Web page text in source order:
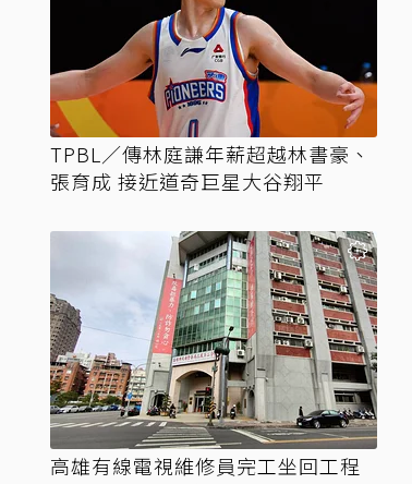
TPBL／傳林庭謙年薪超越林書豪、
張育成 接近道奇巨星大谷翔平
高雄有線電視維修員完工坐回工程